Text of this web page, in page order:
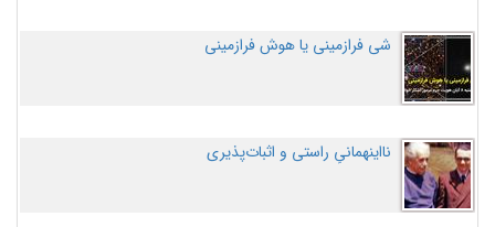
شی فرازمینی یا هوش فرازمینی
نااینهمانیِ راستی و اثبات‌پذیری